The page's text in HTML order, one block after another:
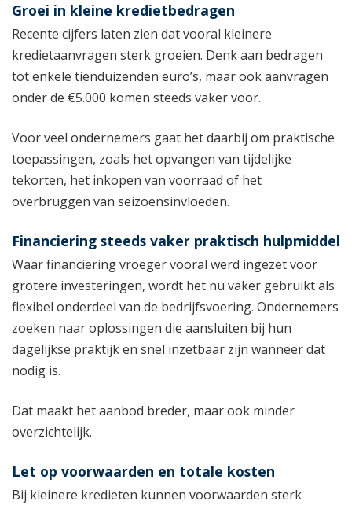
Groei in kleine kredietbedragen
Recente cijfers laten zien dat vooral kleinere
kredietaanvragen sterk groeien. Denk aan bedragen
tot enkele tienduizenden euro’s, maar ook aanvragen
onder de €5.000 komen steeds vaker voor.
Voor veel ondernemers gaat het daarbij om praktische
toepassingen, zoals het opvangen van tijdelijke
tekorten, het inkopen van voorraad of het
overbruggen van seizoensinvloeden.
Financiering steeds vaker praktisch hulpmiddel
Waar financiering vroeger vooral werd ingezet voor
grotere investeringen, wordt het nu vaker gebruikt als
flexibel onderdeel van de bedrijfsvoering. Ondernemers
zoeken naar oplossingen die aansluiten bij hun
dagelijkse praktijk en snel inzetbaar zijn wanneer dat
nodig is.
Dat maakt het aanbod breder, maar ook minder
overzichtelijk.
Let op voorwaarden en totale kosten
Bij kleinere kredieten kunnen voorwaarden sterk